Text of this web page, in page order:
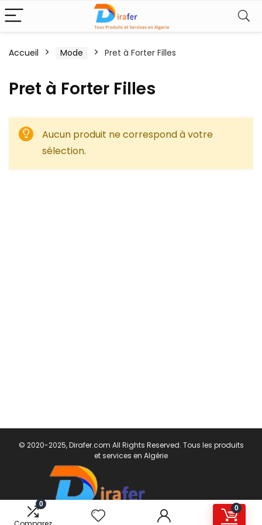
0
0
Accueil Mode Pret à Forter Filles
Pret à Forter Filles
Aucun produit ne correspond à votre
sélection.
© 2020-2025, Dirafer.com All Rights Reserved. Tous les produits
et services en Algérie